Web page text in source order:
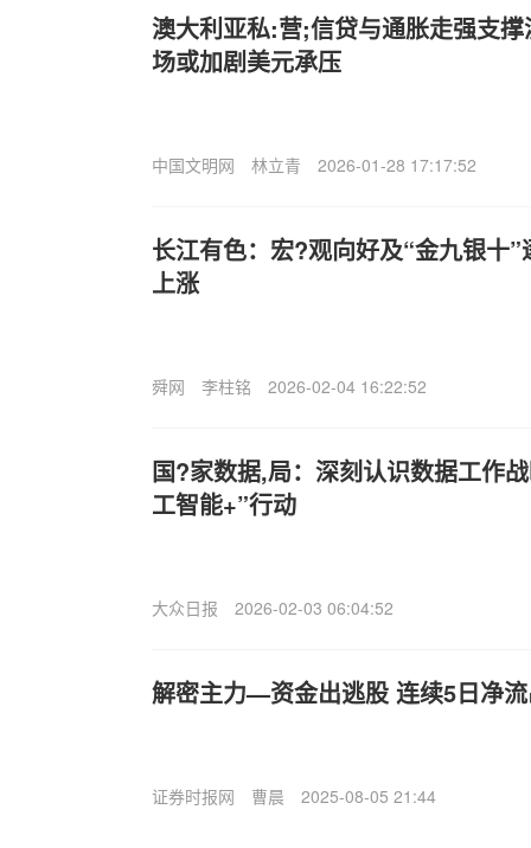
澳大利亚私:营;信贷与通胀走强支
场或加剧美元承压
中国文明网 林立青 2026-01-28 17:17:52
长江有色：宏?观向好及“金九银十
上涨
舜网 李柱铭 2026-02-04 16:22:52
国?家数据,局：深刻认识数据工作
工智能+”行动
大众日报 2026-02-03 06:04:52
解密主力—资金出逃股 连续5日净
证券时报网 曹晨 2025-08-05 21:44